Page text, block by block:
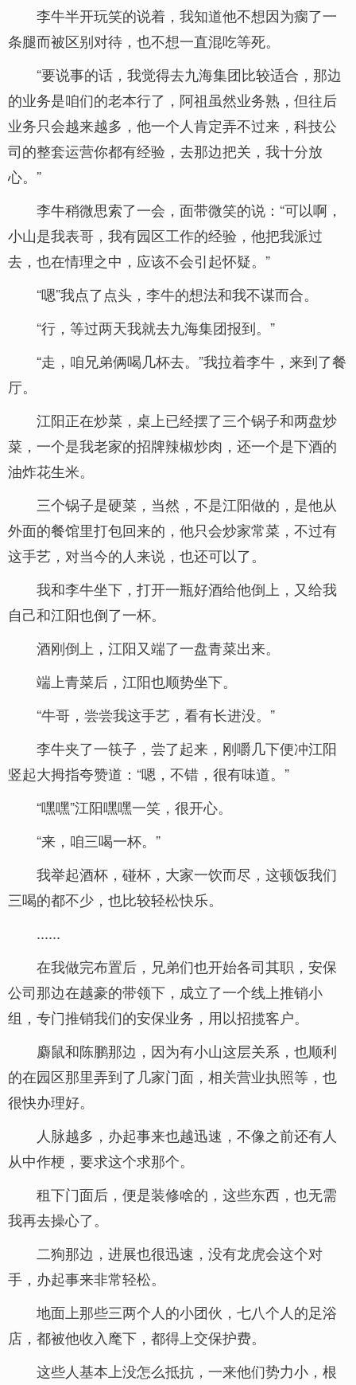
李牛半开玩笑的说着，我知道他不想因为瘸了一
条腿而被区别对待，也不想一直混吃等死。
“要说事的话，我觉得去九海集团比较适合，那边
的业务是咱们的老本行了，阿祖虽然业务熟，但往后
业务只会越来越多，他一个人肯定弄不过来，科技公
司的整套运营你都有经验，去那边把关，我十分放
心。”
李牛稍微思索了一会，面带微笑的说：“可以啊，
小山是我表哥，我有园区工作的经验，他把我派过
去，也在情理之中，应该不会引起怀疑。”
“嗯”我点了点头，李牛的想法和我不谋而合。
“行，等过两天我就去九海集团报到。”
“走，咱兄弟俩喝几杯去。”我拉着李牛，来到了餐
厅。
江阳正在炒菜，桌上已经摆了三个锅子和两盘炒
菜，一个是我老家的招牌辣椒炒肉，还一个是下酒的
油炸花生米。
三个锅子是硬菜，当然，不是江阳做的，是他从
外面的餐馆里打包回来的，他只会炒家常菜，不过有
这手艺，对当今的人来说，也还可以了。
我和李牛坐下，打开一瓶好酒给他倒上，又给我
自己和江阳也倒了一杯。
酒刚倒上，江阳又端了一盘青菜出来。
端上青菜后，江阳也顺势坐下。
“牛哥，尝尝我这手艺，看有长进没。”
李牛夹了一筷子，尝了起来，刚嚼几下便冲江阳
竖起大拇指夸赞道：“嗯，不错，很有味道。”
“嘿嘿”江阳嘿嘿一笑，很开心。
“来，咱三喝一杯。”
我举起酒杯，碰杯，大家一饮而尽，这顿饭我们
三喝的都不少，也比较轻松快乐。
......
在我做完布置后，兄弟们也开始各司其职，安保
公司那边在越豪的带领下，成立了一个线上推销小
组，专门推销我们的安保业务，用以招揽客户。
麝鼠和陈鹏那边，因为有小山这层关系，也顺利
的在园区那里弄到了几家门面，相关营业执照等，也
很快办理好。
人脉越多，办起事来也越迅速，不像之前还有人
从中作梗，要求这个求那个。
租下门面后，便是装修啥的，这些东西，也无需
我再去操心了。
二狗那边，进展也很迅速，没有龙虎会这个对
手，办起事来非常轻松。
地面上那些三两个人的小团伙，七八个人的足浴
店，都被他收入麾下，都得上交保护费。
这些人基本上没怎么抵抗，一来他们势力小，根